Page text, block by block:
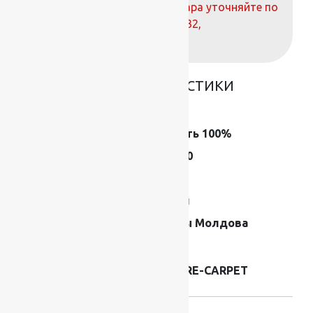
О наличие и стоимости товара уточняйте по
+7 (812) 377-09-32,
ОСНОВНЫЕ ХАРАКТЕРИСТИКИ
Шерсть 100%
520000
Рулон
Ковры Молдова
FLOARE-CARPET